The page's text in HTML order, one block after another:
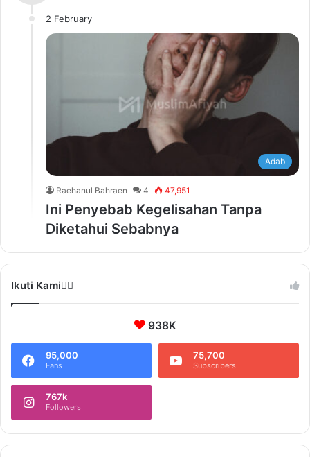
2 February
Adab
Raehanul Bahraen 4 47,951
Ini Penyebab Kegelisahan Tanpa
Diketahui Sebabnya
Ikuti Kami❤️‍🔥
938K
95,000
Fans
75,700
Subscribers
767k
Followers